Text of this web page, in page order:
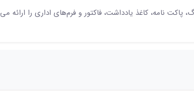
نامه، کاغذ یادداشت، فاکتور و فرم‌های اداری را ارائه